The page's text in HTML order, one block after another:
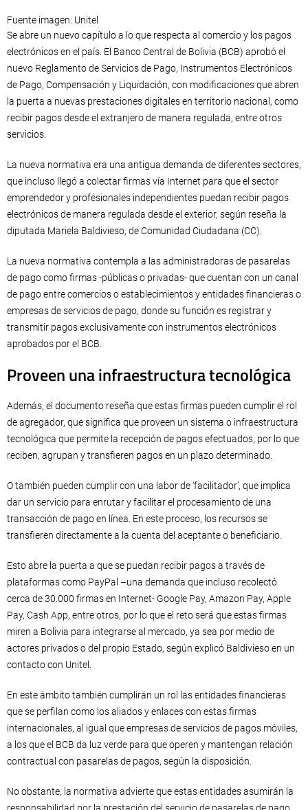
Fuente imagen: Unitel
Se abre un nuevo capítulo a lo que respecta al comercio y los pagos
electrónicos en el país. El Banco Central de Bolivia (BCB) aprobó el
nuevo Reglamento de Servicios de Pago, Instrumentos Electrónicos
de Pago, Compensación y Liquidación, con modificaciones que abren
la puerta a nuevas prestaciones digitales en territorio nacional, como
recibir pagos desde el extranjero de manera regulada, entre otros
servicios.
La nueva normativa era una antigua demanda de diferentes sectores,
que incluso llegó a colectar firmas vía Internet para que el sector
emprendedor y profesionales independientes puedan recibir pagos
electrónicos de manera regulada desde el exterior, según reseña la
diputada Mariela Baldivieso, de Comunidad Ciudadana (CC).
La nueva normativa contempla a las administradoras de pasarelas
de pago como firmas -públicas o privadas- que cuentan con un canal
de pago entre comercios o establecimientos y entidades financieras o
empresas de servicios de pago, donde su función es registrar y
transmitir pagos exclusivamente con instrumentos electrónicos
aprobados por el BCB.
Proveen una infraestructura tecnológica
Además, el documento reseña que estas firmas pueden cumplir el rol
de agregador, que significa que proveen un sistema o infraestructura
tecnológica que permite la recepción de pagos efectuados, por lo que
reciben, agrupan y transfieren pagos en un plazo determinado.
O también pueden cumplir con una labor de ‘facilitador’, que implica
dar un servicio para enrutar y facilitar el procesamiento de una
transacción de pago en línea. En este proceso, los recursos se
transfieren directamente a la cuenta del aceptante o beneficiario.
Esto abre la puerta a que se puedan recibir pagos a través de
plataformas como PayPal –una demanda que incluso recolectó
cerca de 30.000 firmas en Internet- Google Pay, Amazon Pay, Apple
Pay, Cash App, entre otros, por lo que el reto será que estas firmas
miren a Bolivia para integrarse al mercado, ya sea por medio de
actores privados o del propio Estado, según explicó Baldivieso en un
contacto con Unitel.
En este ámbito también cumplirán un rol las entidades financieras
que se perfilan como los aliados y enlaces con estas firmas
internacionales, al igual que empresas de servicios de pagos móviles,
a los que el BCB da luz verde para que operen y mantengan relación
contractual con pasarelas de pagos, según la disposición.
No obstante, la normativa advierte que estas entidades asumirán la